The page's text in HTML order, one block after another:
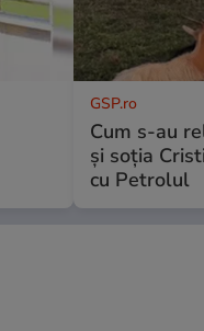
GSP.ro
Cum s-au
și soția
cu Petrolul